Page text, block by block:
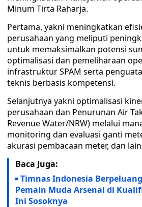
Minum Tirta Raharja.
Pertama, yakni meningkatkan
perusahaan yang meliputi
untuk memaksimalkan potensi
optimalisasi dan pemeliharaan
infrastruktur SPAM serta
teknis berbasis kompetensi.
Selanjutnya yakni optimalisasi
perusahaan dan Penurunan Air
Revenue Water/NRW) melalui
monitoring dan evaluasi ganti
akurasi pembacaan meter, dan
Baca Juga:
Timnas Indonesia
Pemain Muda Arsenal di
Ini Sosoknya